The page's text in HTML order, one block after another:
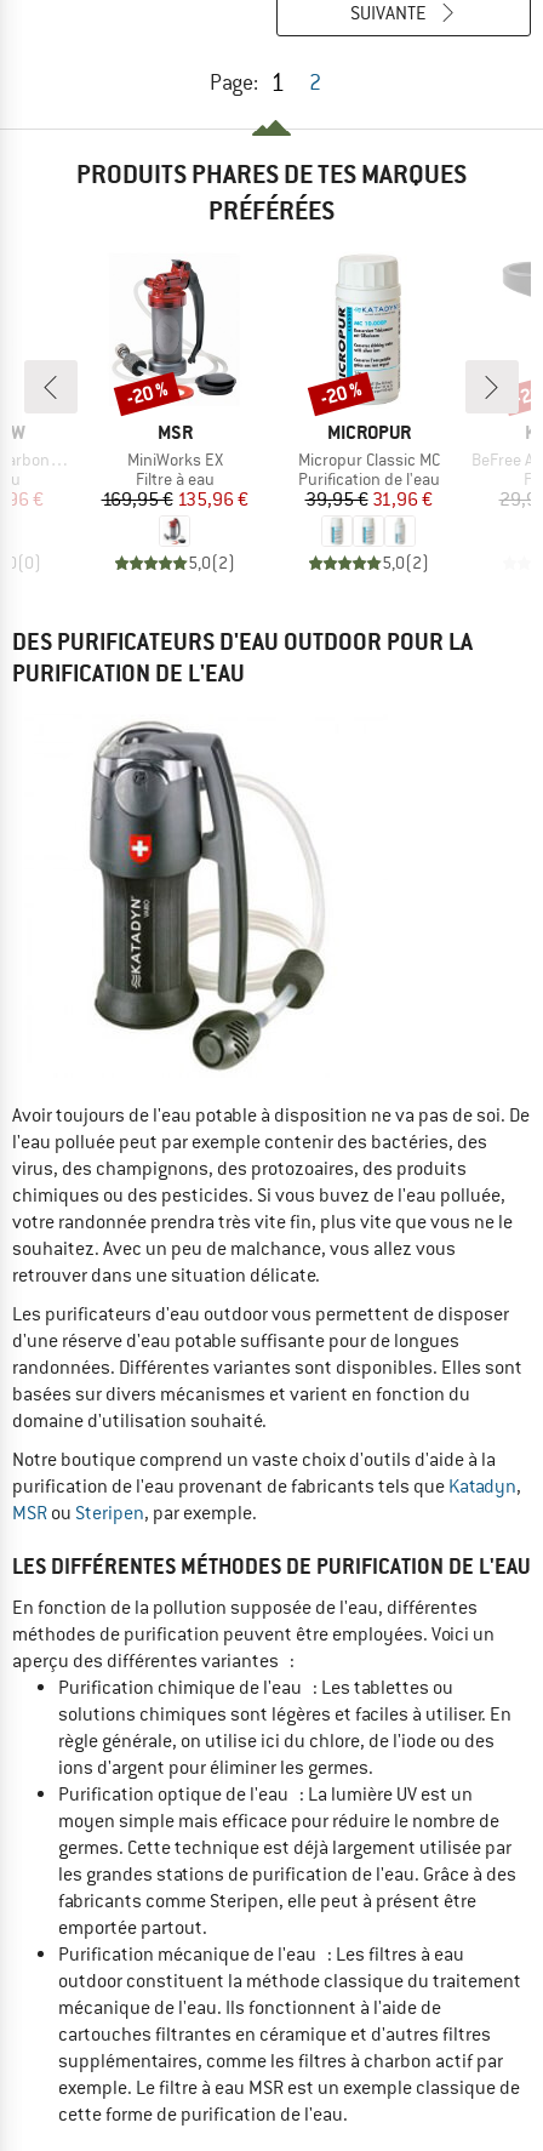
Page: 1 2
SUIVANTE
PRODUITS PHARES DE TES MARQUES
PRÉFÉRÉES
Add-On
réduit
€
(0)
MARQUE
MSR
Article
MiniWorks EX
Product group
Filtre à eau
Prix
169,95 €Prix réduit
135,96 €
5,0(2)
Remise
-20 %
MARQUE
MICROPUR
Article
Micropur Classic MC
Product group
Purification de l'eau
Prix
39,95 €Prix réduit
31,96 €
5,0(2)
Remise
-20 %
Article
BeFree AC
-
DES PURIFICATEURS D'EAU OUTDOOR POUR LA
PURIFICATION DE L'EAU
Avoir toujours de l'eau potable à disposition ne va pas de soi. De
l'eau polluée peut par exemple contenir des bactéries, des
virus, des champignons, des protozoaires, des produits
chimiques ou des pesticides. Si vous buvez de l'eau polluée,
votre randonnée prendra très vite fin, plus vite que vous ne le
souhaitez. Avec un peu de malchance, vous allez vous
retrouver dans une situation délicate.
Les purificateurs d'eau outdoor vous permettent de disposer
d'une réserve d'eau potable suffisante pour de longues
randonnées. Différentes variantes sont disponibles. Elles sont
basées sur divers mécanismes et varient en fonction du
domaine d'utilisation souhaité.
Notre boutique comprend un vaste choix d'outils d'aide à la
purification de l'eau provenant de fabricants tels que Katadyn,
MSR ou Steripen, par exemple.
LES DIFFÉRENTES MÉTHODES DE PURIFICATION DE L'EAU
En fonction de la pollution supposée de l'eau, différentes
méthodes de purification peuvent être employées. Voici un
aperçu des différentes variantes :
Purification chimique de l'eau : Les tablettes ou
solutions chimiques sont légères et faciles à utiliser. En
règle générale, on utilise ici du chlore, de l'iode ou des
ions d'argent pour éliminer les germes.
Purification optique de l'eau : La lumière UV est un
moyen simple mais efficace pour réduire le nombre de
germes. Cette technique est déjà largement utilisée par
les grandes stations de purification de l'eau. Grâce à des
fabricants comme Steripen, elle peut à présent être
emportée partout.
Purification mécanique de l'eau : Les filtres à eau
outdoor constituent la méthode classique du traitement
mécanique de l'eau. Ils fonctionnent à l'aide de
cartouches filtrantes en céramique et d'autres filtres
supplémentaires, comme les filtres à charbon actif par
exemple. Le filtre à eau MSR est un exemple classique de
cette forme de purification de l'eau.